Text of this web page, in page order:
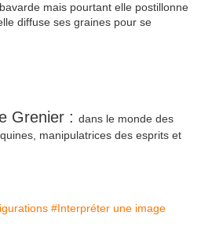
mais pourtant elle postillonne
diffuse ses graines pour se
Grenier : dans le monde des
manipulatrices des esprits et
#Interpréter une image